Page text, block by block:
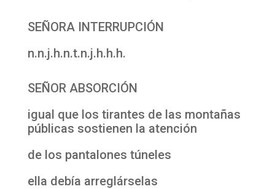
SEÑORA INTERRUPCIÓN
n.n.j.h.n.t.n.j.h.h.h.
SEÑOR ABSORCIÓN
igual que los tirantes de las montañas
públicas sostienen la atención
de los pantalones túneles
ella debía arreglárselas